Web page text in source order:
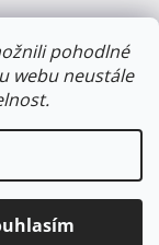
pohodlné
webu neustále